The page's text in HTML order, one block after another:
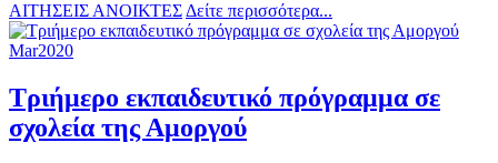
ΑΙΤΗΣΕΙΣ ΑΝΟΙΚΤΕΣ Δείτε περισσότερα...
Mar2020
Τριήμερο εκπαιδευτικό πρόγραμμα σε
σχολεία της Αμοργού